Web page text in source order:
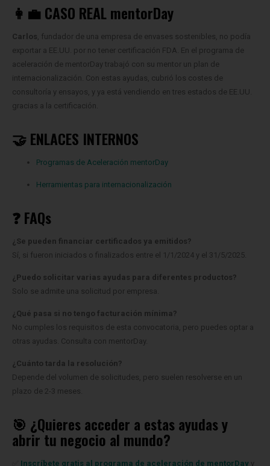
Carlos, fundador de una empresa de envases sostenibles, no podía
exportar a EE.UU. por no tener certificación FDA. En el programa de
aceleración de mentorDay trabajó con su mentor un plan de
internacionalización. Con estas ayudas, cubrió los costes de
consultoría y ensayos, y ya está vendiendo en tres estados de EE.UU.
gracias a la certificación.
Programas de Aceleración mentorDay
Herramientas para internacionalización
¿Se pueden financiar certificados ya emitidos?
Sí, si fueron iniciados o finalizados entre el 1/1/2024 y el 31/5/2025.
¿Puedo solicitar varias ayudas para diferentes productos?
Solo se admite una solicitud por empresa.
¿Qué pasa si no tengo facturación mínima?
No cumples los requisitos de esta convocatoria, pero puedes optar a
otras ayudas. Consulta con mentorDay.
¿Cuánto tarda la resolución?
Depende del volumen de solicitudes, pero suelen resolverse en un
plazo de 2-3 meses.
abrir tu negocio al mundo?
✅Inscríbete gratis al programa de aceleración de mentorDay
prepárate con el apoyo de expertos para internacionalizar tu pyme con